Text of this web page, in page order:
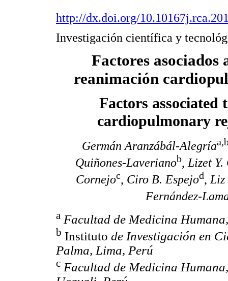
http://dx.doi.org/
Investigación científica y
Factores
reanimación
Factors associated
cardiopulmonary
Germán Aranzábál-Alegría
Quiñones-Laverianob, Lizet
Cornejoc, Ciro B. Espejod,
Fernández-
a Facultad de Medicina
b Instituto de Investigación en
Palma, Lima, Perú
c Facultad de Medicina